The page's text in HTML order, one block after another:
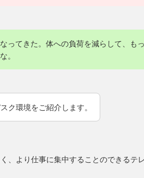
ってきた。体への負荷を減らして、も
。
ク環境をご紹介します。
、より仕事に集中することのできるテ